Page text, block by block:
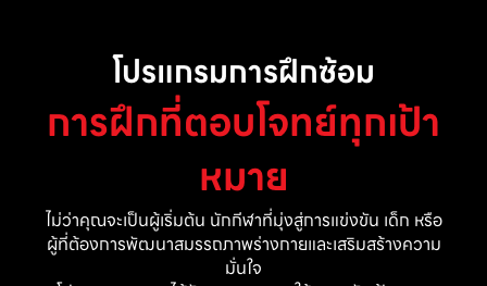
โปรแกรมการฝึกซ้อม
การฝึกที่ตอบโจทย์ทุกเป้า
หมาย
ไม่ว่าคุณจะเป็นผู้เริ่มต้น นักกีฬาที่มุ่งสู่การแข่งขัน เด็ก หรือ
ผู้ที่ต้องการพัฒนาสมรรถภาพร่างกายและเสริมสร้างความ
มั่นใจ